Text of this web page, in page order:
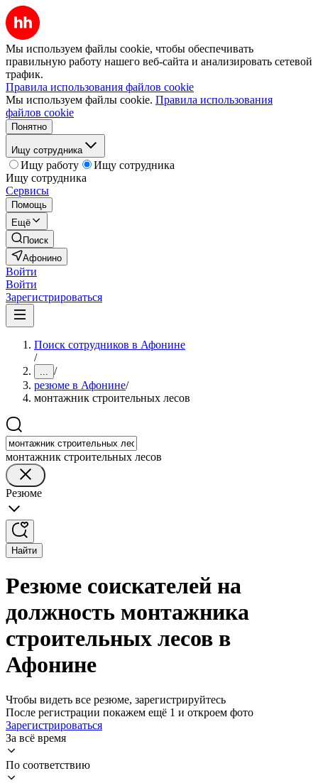
Мы используем файлы cookie, чтобы обеспечивать
правильную работу нашего веб-сайта и анализировать сетевой
трафик.
Правила использования файлов cookie
Мы используем файлы cookie. Правила использования
файлов cookie
Понятно
Ищу сотрудника
Ищу работу
Ищу сотрудника
Ищу сотрудника
Сервисы
Помощь
Ещё
Поиск
Афонино
Войти
Войти
Зарегистрироваться
Поиск сотрудников в Афонине
/
... /
резюме в Афонине/
монтажник строительных лесов
монтажник строительных лесов
Резюме
Найти
Резюме соискателей на
должность монтажника
строительных лесов в
Афонине
Чтобы видеть все резюме, зарегистрируйтесь
После регистрации покажем ещё 1 и откроем фото
Зарегистрироваться
За всё время
По соответствию